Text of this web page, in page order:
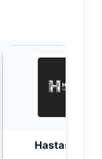
Hastaş Beton